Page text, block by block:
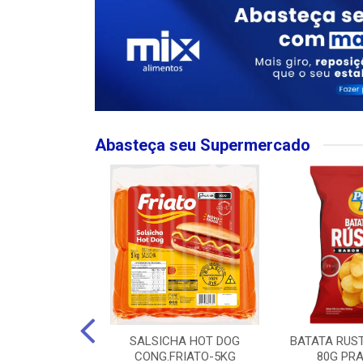
Abasteça seu Supermercado
SALSICHA HOT DOG
CONG.FRIATO-5KG
BATATA
80G